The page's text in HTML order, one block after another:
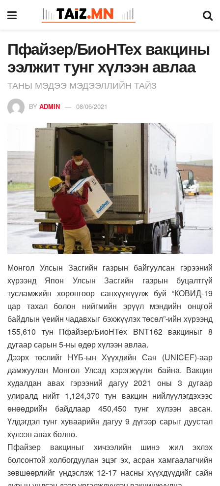
Пфайзер/БиоНТех вакцины
ээлжит тунг хүлээн авлаа
ТАНЫ МЭДЭЭ МЭДЭЭЛЛИЙН ТАЙЗ
BY ADMIN 08/06/2021
Монгол Улсын Засгийн газрын байгуулсан гэрээний
хүрээнд Япон Улсын Засгийн газрын буцалтгүй
тусламжийн хөрөнгөөр санхүүжүүлж буй “КОВИД-19
цар тахал болон нийгмийн эрүүл мэндийн онцгой
байдлын үеийн чадавхыг бэхжүүлэх төсөл”-ийн хүрээнд
155,610 тун Пфайзер/БиоНТех BNT162 вакциныг 8
дугаар сарын 5-ны өдөр хүлээн авлаа.
Дээрх төслийг НҮБ-ын Хүүхдийн Сан (UNICEF)-аар
дамжуулан Монгол Улсад хэрэгжүүлж байна. Вакцин
худалдан авах гэрээний дагуу 2021 оны 3 дугаар
улиралд нийт 1,124,370 тун вакцин нийлүүлэгдэхээс
өнөөдрийн байдлаар 450,450 тунг хүлээн авсан.
Үлдэгдэл тунг хуваарийн дагуу 9 дүгээр сарыг дуустал
хүлээн авах болно.
Пфайзер вакциныг хичээлийн шинэ жил эхлэх
болсонтой холбогдуулан эцэг эх, асран хамгаалагчийн
зөвшөөрлийг үндэслэж 12-17 насны хүүхдүүдийг сайн